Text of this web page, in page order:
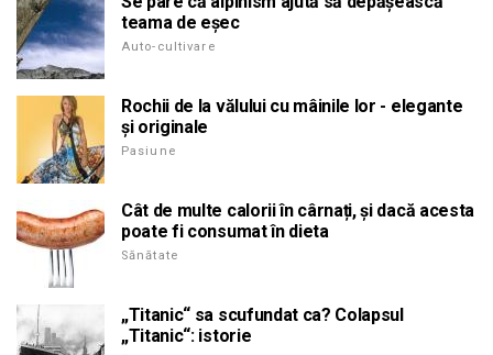
teama de eșec
Auto-cultivare
Rochii de la vălului cu mâinile lor - elegante
și originale
Pasiune
Cât de multe calorii în cârnați, și dacă acesta
poate fi consumat în dieta
Sănătate
„Titanic“ sa scufundat ca? Colapsul
„Titanic“: istorie